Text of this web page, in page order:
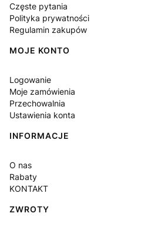
Częste pytania
Polityka prywatności
Regulamin zakupów
MOJE KONTO
Logowanie
Moje zamówienia
Przechowalnia
Ustawienia konta
INFORMACJE
O nas
Rabaty
KONTAKT
ZWROTY